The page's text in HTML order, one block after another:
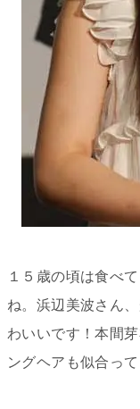
１５歳の頃は食べ
ね。浜辺美波さん
わいいです！本間
ングヘアも似合って